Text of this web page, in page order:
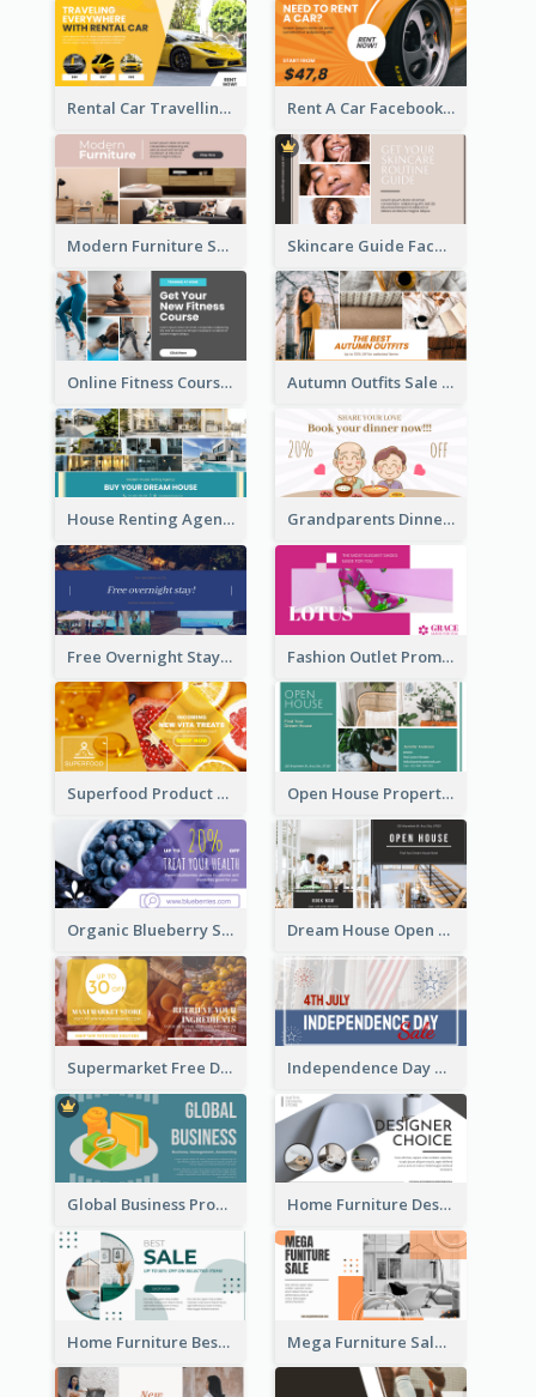
Rental Car Travelling Facebook Ad Rent A Car Facebook Ad
Modern Furniture Shop Facebook Ad Skincare Guide Facebook Ad
Online Fitness Course Facebook Ad Autumn Outfits Sale Facebook Ad
House Renting Agency Facebook Ad Grandparents Dinner Discount Facebook Ad
Free Overnight Stay Hotel Promotion Facebook Ad Fashion Outlet Promote Facebook Ad
Superfood Product Discount Facebook Ad Open House Property Invitation Facebook Ad
Organic Blueberry Sales Facebook Ad Dream House Open House Facebook Ad
Supermarket Free Delivery Facebook Ad Independence Day Sale Facebook Ad
Global Business Promotional Facebook Ad (With Illustration) Home Furniture Design Store Facebook Ad
Home Furniture Best Sale Facebook Ad Mega Furniture Sale Facebook Ad